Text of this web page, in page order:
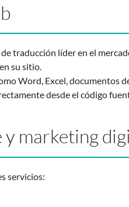
traducción líder en el
su sitio.
Word, Excel, documentos
desde el código
marketing
servicios: